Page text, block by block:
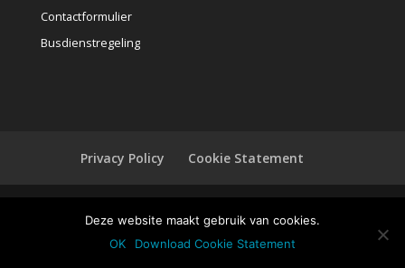
Contactformulier
Busdienstregeling
Privacy Policy Cookie Statement
Powered byINNOPIX
Deze website maakt gebruik van cookies.
OK
Download Cookie Statement